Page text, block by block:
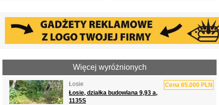
Więcej wyróżnionych
Łosie Cena 85.000 PLN
Łosie, działka budowlana 9,93 a,
1135S